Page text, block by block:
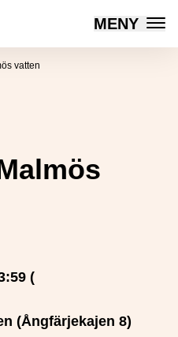
MENY
vatten
(
(Ångfärjekajen 8)